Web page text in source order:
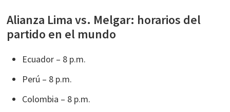
Alianza Lima vs. Melgar: horarios del
partido en el mundo
Ecuador – 8 p.m.
Perú – 8 p.m.
Colombia – 8 p.m.